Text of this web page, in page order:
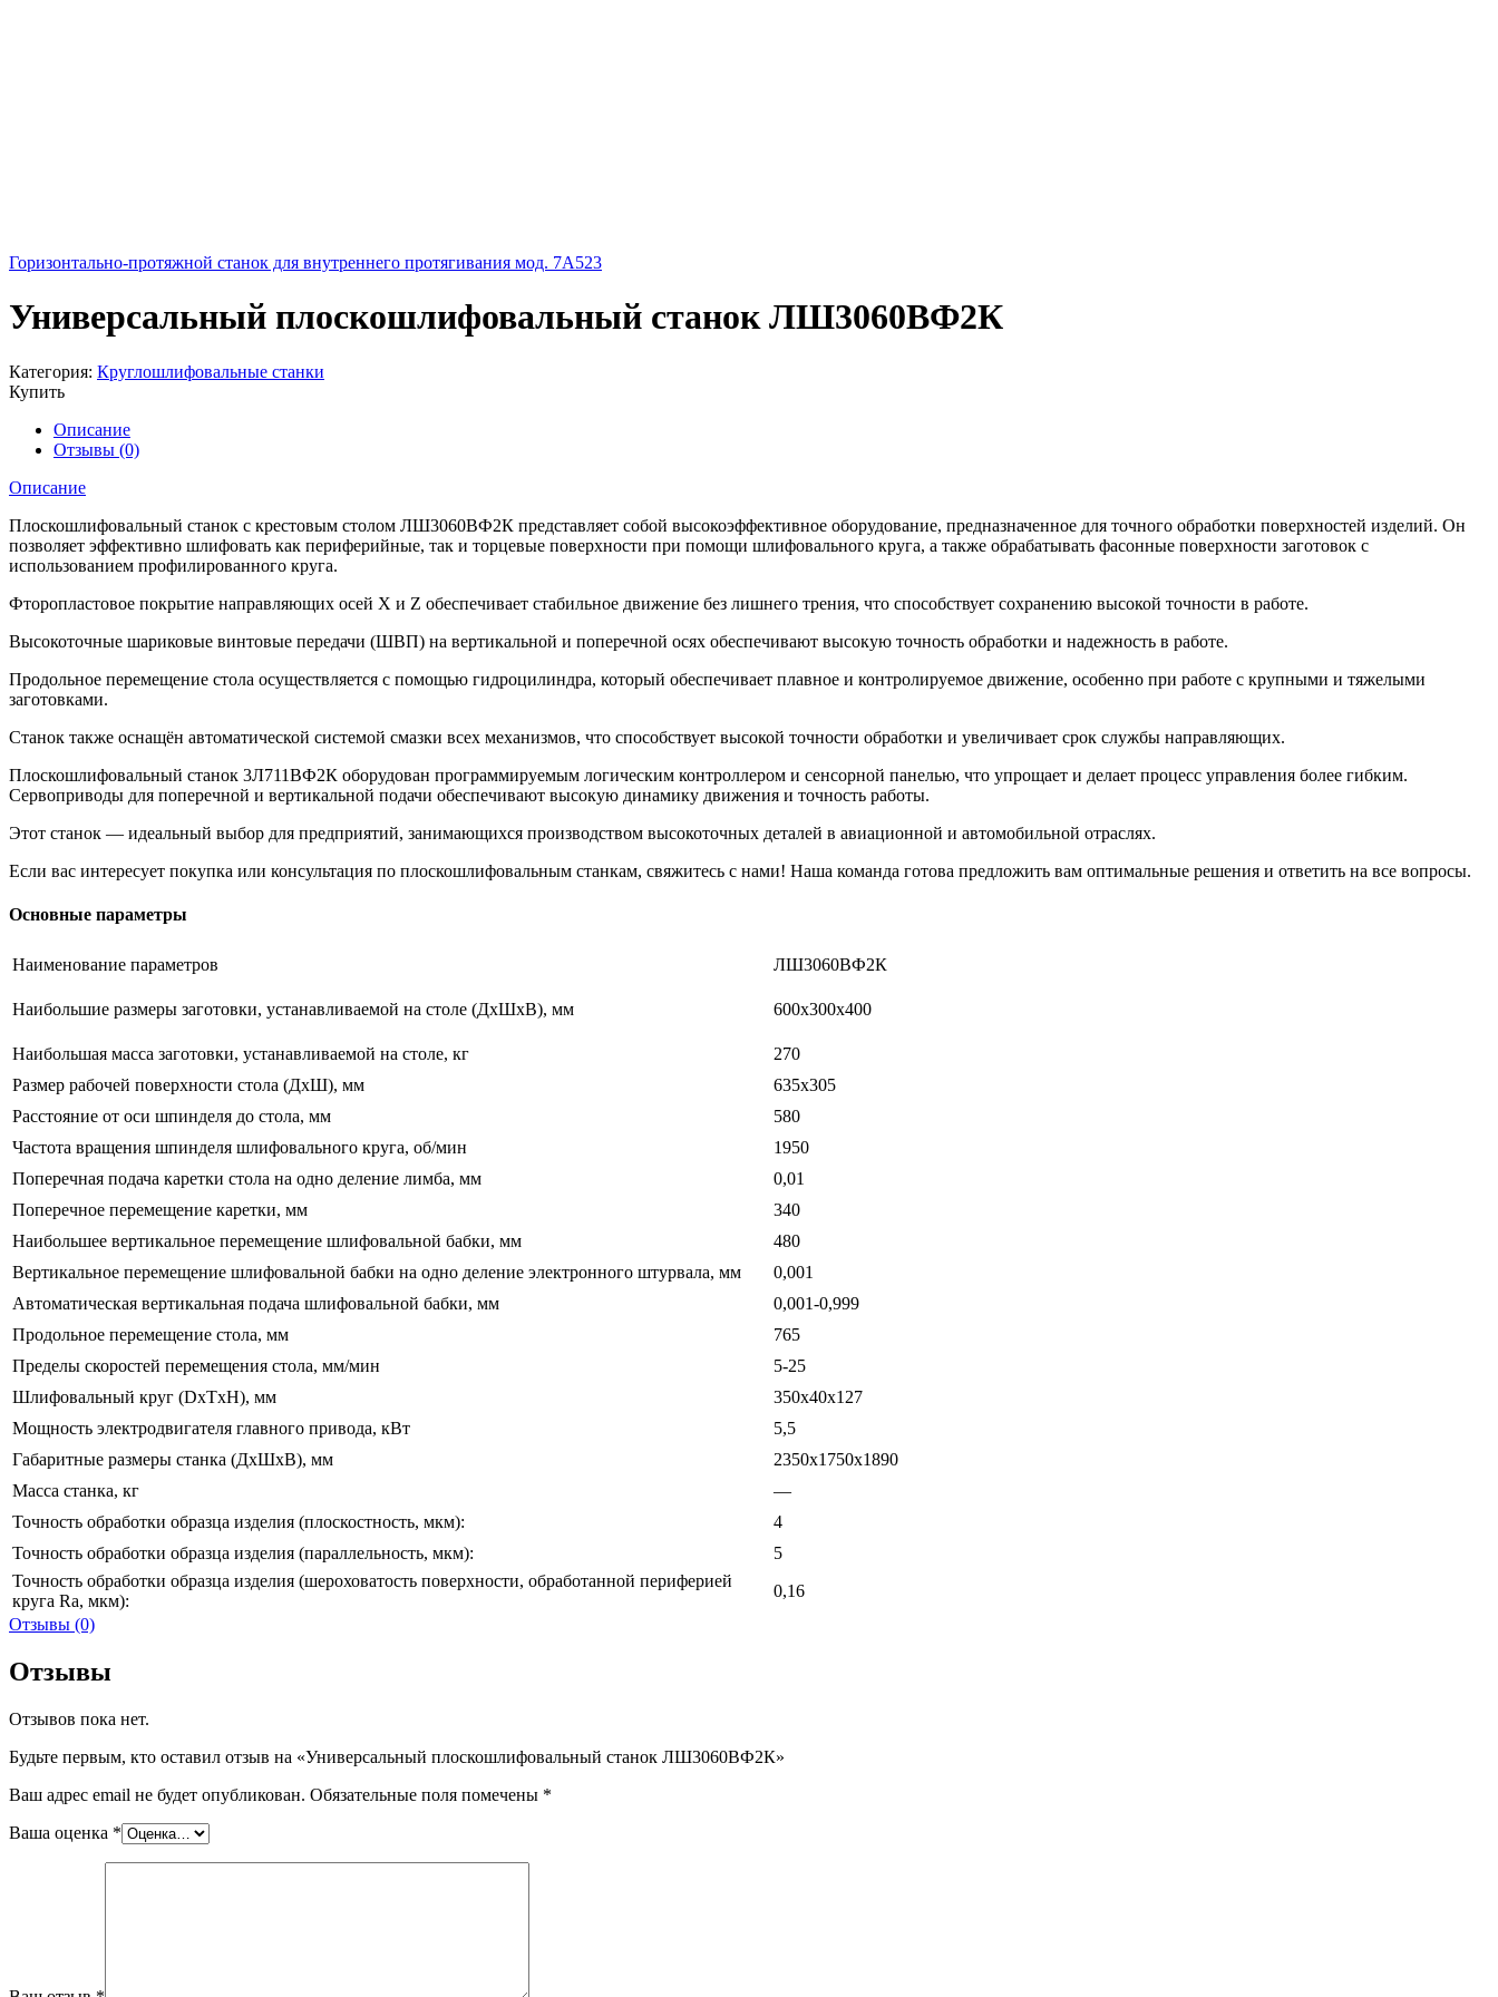
Горизонтально-протяжной станок для внутреннего протягивания мод. 7А523
Универсальный плоскошлифовальный станок ЛШ3060ВФ2К
Категория: Круглошлифовальные станки
Купить
Описание
Отзывы (0)
Описание
Плоскошлифовальный станок с крестовым столом ЛШ3060ВФ2К представляет собой высокоэффективное оборудование, предназначенное для точного обработки поверхностей изделий. Он
позволяет эффективно шлифовать как периферийные, так и торцевые поверхности при помощи шлифовального круга, а также обрабатывать фасонные поверхности заготовок с
использованием профилированного круга.
Фторопластовое покрытие направляющих осей X и Z обеспечивает стабильное движение без лишнего трения, что способствует сохранению высокой точности в работе.
Высокоточные шариковые винтовые передачи (ШВП) на вертикальной и поперечной осях обеспечивают высокую точность обработки и надежность в работе.
Продольное перемещение стола осуществляется с помощью гидроцилиндра, который обеспечивает плавное и контролируемое движение, особенно при работе с крупными и тяжелыми
заготовками.
Станок также оснащён автоматической системой смазки всех механизмов, что способствует высокой точности обработки и увеличивает срок службы направляющих.
Плоскошлифовальный станок 3Л711ВФ2К оборудован программируемым логическим контроллером и сенсорной панелью, что упрощает и делает процесс управления более гибким.
Сервоприводы для поперечной и вертикальной подачи обеспечивают высокую динамику движения и точность работы.
Этот станок — идеальный выбор для предприятий, занимающихся производством высокоточных деталей в авиационной и автомобильной отраслях.
Если вас интересует покупка или консультация по плоскошлифовальным станкам, свяжитесь с нами! Наша команда готова предложить вам оптимальные решения и ответить на все вопросы.
Основные параметры
Наименование параметров ЛШ3060ВФ2К
Наибольшие размеры заготовки, устанавливаемой на столе (ДхШхВ), мм 600х300х400
Наибольшая масса заготовки, устанавливаемой на столе, кг
270
Размер рабочей поверхности стола (ДхШ), мм
635х305
Расстояние от оси шпинделя до стола, мм
580
Частота вращения шпинделя шлифовального круга, об/мин
1950
Поперечная подача каретки стола на одно деление лимба, мм
0,01
Поперечное перемещение каретки, мм
340
Наибольшее вертикальное перемещение шлифовальной бабки, мм
480
Вертикальное перемещение шлифовальной бабки на одно деление электронного штурвала, мм
0,001
Автоматическая вертикальная подача шлифовальной бабки, мм
0,001-0,999
Продольное перемещение стола, мм
765
Пределы скоростей перемещения стола, мм/мин
5-25
Шлифовальный круг (DxTxH), мм
350х40х127
Мощность электродвигателя главного привода, кВт
5,5
Габаритные размеры станка (ДxШxВ), мм
2350х1750х1890
Масса станка, кг
—
Точность обработки образца изделия (плоскостность, мкм):
4
Точность обработки образца изделия (параллельность, мкм):
5
Точность обработки образца изделия (шероховатость поверхности, обработанной периферией
круга Ra, мкм):
0,16
Отзывы (0)
Отзывы
Отзывов пока нет.
Будьте первым, кто оставил отзыв на «Универсальный плоскошлифовальный станок ЛШ3060ВФ2К»
Ваш адрес email не будет опубликован. Обязательные поля помечены *
Ваша оценка *